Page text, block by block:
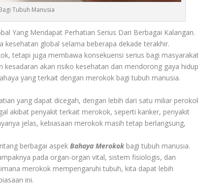
Tubuh Manusia
Yang Mendapat Perhatian Serius Dari Berbagai Kalangan.
global selama beberapa dekade terakhir.
tetapi juga membawa konsekuensi serius bagi
akan risiko kesehatan dan mendorong gaya
yang terkait dengan merokok bagi tubuh manusia.
yang dapat dicegah, dengan lebih dari satu miliar
akibat penyakit terkait merokok, seperti kanker, penyakit
jelas, kebiasaan merokok masih tetap berlangsung,
berbagai aspekBahaya Merokokbagi tubuh manusia.
pada organ-organ vital, sistem fisiologis, dan
merokok mempengaruhi tubuh, kita dapat lebih
ini.